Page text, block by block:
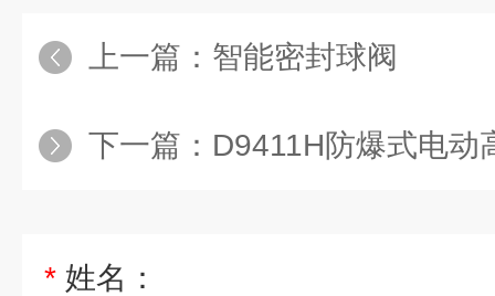
上一篇： 智能密封球阀
下一篇： D9411H防爆式电动
* 姓名：